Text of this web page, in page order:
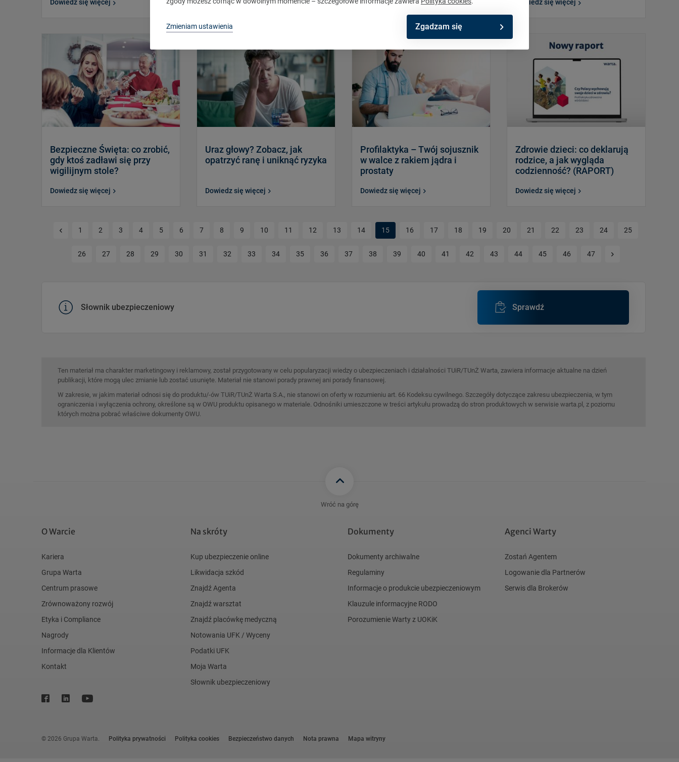
Dowiedz się więcej Dowiedz się więcej Dowiedz się więcej Dowiedz się więcej
Bezpieczne Święta: co zrobić,
gdy ktoś zadławi się przy
wigilijnym stole?
Dowiedz się więcej
Uraz głowy? Zobacz, jak
opatrzyć ranę i uniknąć ryzyka
Dowiedz się więcej
Profilaktyka – Twój sojusznik
w walce z rakiem jądra i
prostaty
Dowiedz się więcej
Zdrowie dzieci: co deklarują
rodzice, a jak wygląda
codzienność? (RAPORT)
Dowiedz się więcej
Poprzednia strona
1 2 3 4 5 6 7 8 9 10 11 12 13 14 15 16 17 18 19 20 21 22 23 24 25
26 27 28 29 30 31 32 33 34 35 36 37 38 39 40 41 42 43 44 45 46 47 Kolejna strona
Słownik ubezpieczeniowy Sprawdź
Ten materiał ma charakter marketingowy i reklamowy, został przygotowany w celu popularyzacji wiedzy o ubezpieczeniach i działalności TUiR/TUnŻ Warta, zawiera informacje aktualne na dzień
publikacji, które mogą ulec zmianie lub zostać usunięte. Materiał nie stanowi porady prawnej ani porady finansowej.
W zakresie, w jakim materiał odnosi się do produktu/-ów TUiR/TUnŻ Warta S.A., nie stanowi on oferty w rozumieniu art. 66 Kodeksu cywilnego. Szczegóły dotyczące zakresu ubezpieczenia, w tym
ograniczenia i wyłączenia ochrony, określone są w OWU produktu opisanego w materiale. Odnośniki umieszczone w treści artykułu prowadzą do stron produktowych w serwisie warta.pl, z poziomu
których można pobrać właściwe dokumenty OWU.
Wróć na górę
O Warcie
Kariera
Grupa Warta
Centrum prasowe
Zrównoważony rozwój
Etyka i Compliance
Nagrody
Informacje dla Klientów
Kontakt
Na skróty
Kup ubezpieczenie online
Likwidacja szkód
Znajdź Agenta
Znajdź warsztat
Znajdź placówkę medyczną
Notowania UFK / Wyceny
Podatki UFK
Moja Warta
Słownik ubezpieczeniowy
Dokumenty
Dokumenty archiwalne
Regulaminy
Informacje o produkcie ubezpieczeniowym
Klauzule informacyjne RODO
Porozumienie Warty z UOKiK
Agenci Warty
Zostań Agentem
Logowanie dla Partnerów
Serwis dla Brokerów
© 2026 Grupa Warta. Polityka prywatności Polityka cookies Bezpieczeństwo danych Nota prawna Mapa witryny
Zmieniam ustawienia Zgadzam się